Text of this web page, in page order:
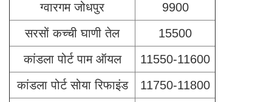
ग्वारगम जोधपुर
9900
सरसों कच्ची घाणी तेल
15500
कांडला पोर्ट पाम ऑयल
11550-11600
कांडला पोर्ट सोया रिफाइंड
11750-11800